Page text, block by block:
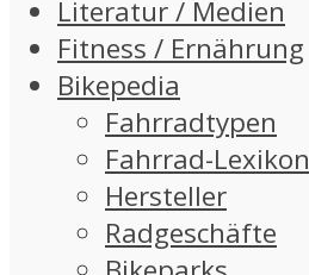
Literatur / Medien
Fitness / Ernährung
Bikepedia
Fahrradtypen
Fahrrad-Lexikon
Hersteller
Radgeschäfte